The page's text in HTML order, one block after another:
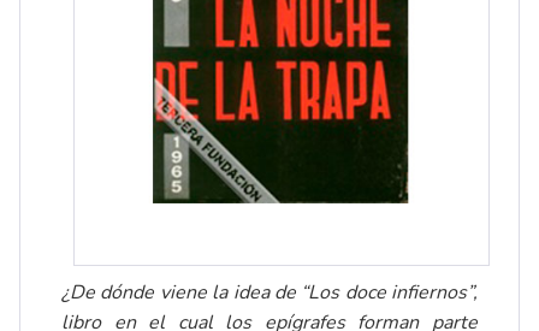
¿De dónde viene la idea de “Los doce infiernos”,
libro en el cual los epígrafes forman parte